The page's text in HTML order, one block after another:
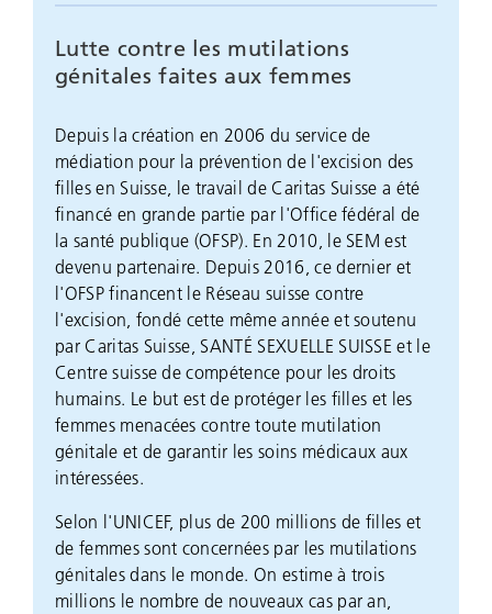
Lutte contre les mutilations
génitales faites aux femmes
Depuis la création en 2006 du service de
médiation pour la prévention de l'excision des
filles en Suisse, le travail de Caritas Suisse a été
financé en grande partie par l'Office fédéral de
la santé publique (OFSP). En 2010, le SEM est
devenu partenaire. Depuis 2016, ce dernier et
l'OFSP financent le Réseau suisse contre
l'excision, fondé cette même année et soutenu
par Caritas Suisse, SANTÉ SEXUELLE SUISSE et le
Centre suisse de compétence pour les droits
humains. Le but est de protéger les filles et les
femmes menacées contre toute mutilation
génitale et de garantir les soins médicaux aux
intéressées.
Selon l'UNICEF, plus de 200 millions de filles et
de femmes sont concernées par les mutilations
génitales dans le monde. On estime à trois
millions le nombre de nouveaux cas par an,